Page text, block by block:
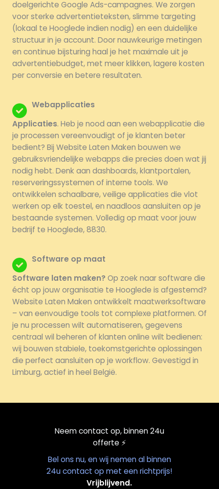
doelgerichte Google Ads-campagnes. We zorgen
voor sterke advertentieteksten, slimme targeting
(lokaal te Hooglede indien nodig) en een duidelijke
structuur in je account. Door nauwkeurige metingen
en continue bijsturing haal je het maximale uit je
advertentiebudget, met meer klikken, lagere kosten
per conversie en betere resultaten.
Webapplicaties
Applicaties. Heb je nood aan een webapplicatie die
je processen vereenvoudigt of je klanten beter
bedient? Bij Website Laten Maken bouwen we
gebruiksvriendelijke webapps die precies doen wat jij
nodig hebt. Denk aan dashboards, klantportalen,
reserveringssystemen of interne tools. We
ontwikkelen schaalbare, veilige applicaties die vlot
werken op elk toestel, en naadloos aansluiten op je
bestaande systemen. Volledig op maat voor jouw
bedrijf te Hooglede, 8830.
Software op maat
Software laten maken? Op zoek naar software die
écht op jouw organisatie te Hooglede is afgestemd?
Website Laten Maken ontwikkelt maatwerksoftware
– van eenvoudige tools tot complexe platformen. Of
je nu processen wilt automatiseren, gegevens
centraal wil beheren of klanten online wilt bedienen:
wij bouwen stabiele, toekomstgerichte oplossingen
die perfect aansluiten op je workflow. Gevestigd in
Limburg, actief in heel België.
Neem contact op, binnen 24u
offerte⚡️
Bel ons nu, en wij nemen al binnen
24u contact op met een richtprijs!
Vrijblijvend.